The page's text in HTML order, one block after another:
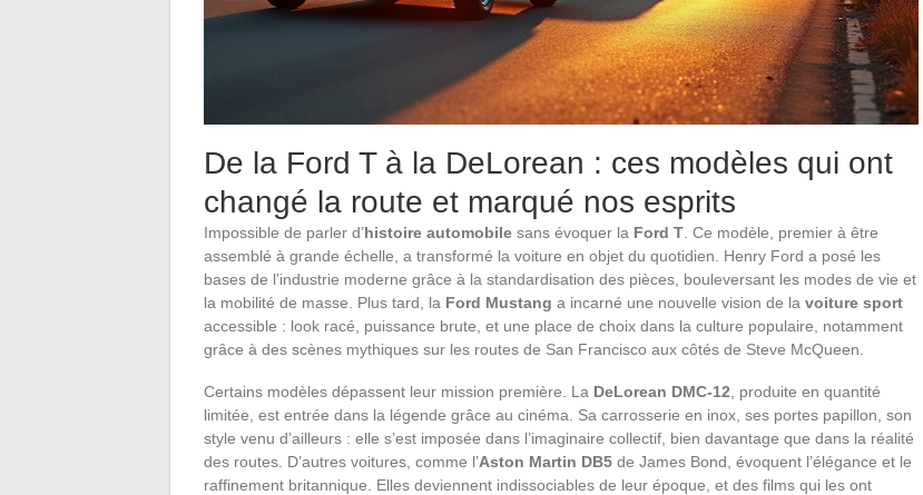
De la Ford T à la DeLorean : ces modèles qui ont
changé la route et marqué nos esprits
Impossible de parler d’histoire automobile sans évoquer la Ford T . Ce modèle, premier à être
assemblé à grande échelle, a transformé la voiture en objet du quotidien. Henry Ford a posé les
bases de l’industrie moderne grâce à la standardisation des pièces, bouleversant les modes de vie et
la mobilité de masse. Plus tard, la Ford Mustang a incarné une nouvelle vision de la voiture sport
accessible : look racé, puissance brute, et une place de choix dans la culture populaire, notamment
grâce à des scènes mythiques sur les routes de San Francisco aux côtés de Steve McQueen.
Certains modèles dépassent leur mission première. La DeLorean DMC-12 , produite en quantité
limitée, est entrée dans la légende grâce au cinéma. Sa carrosserie en inox, ses portes papillon, son
style venu d’ailleurs : elle s’est imposée dans l’imaginaire collectif, bien davantage que dans la réalité
des routes. D’autres voitures, comme l’Aston Martin DB5 de James Bond, évoquent l’élégance et le
raffinement britannique. Elles deviennent indissociables de leur époque, et des films qui les ont